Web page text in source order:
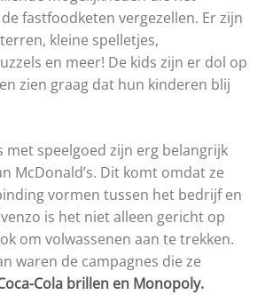
fastfoodketen vergezellen. Er zijn
kleine spelletjes,
en meer! De kids zijn er dol op
zien graag dat hun kinderen blij
met speelgoed zijn erg belangrijk
McDonald’s. Dit komt omdat ze
vormen tussen het bedrijf en
is het niet alleen gericht op
om volwassenen aan te trekken.
waren de campagnes die ze
Cola brillen en Monopoly.